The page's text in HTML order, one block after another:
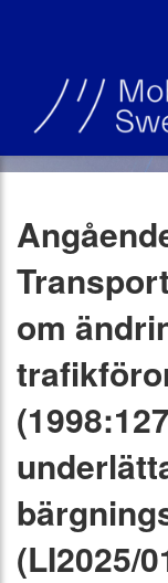
om
(LI2025/